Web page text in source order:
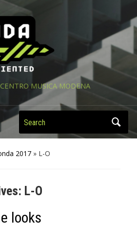
MUSICA MODENA
Search
2017» L-O
L-O
looks